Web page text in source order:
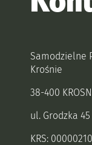
Samodzielne
Krośnie
38-400
ul. Grodzka 45
KRS: